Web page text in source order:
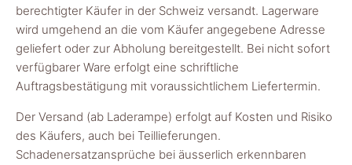
berechtigter Käufer in der Schweiz versandt. Lagerware
wird umgehend an die vom Käufer angegebene Adresse
geliefert oder zur Abholung bereitgestellt. Bei nicht sofort
verfügbarer Ware erfolgt eine schriftliche
Auftragsbestätigung mit voraussichtlichem Liefertermin.
Der Versand (ab Laderampe) erfolgt auf Kosten und Risiko
des Käufers, auch bei Teillieferungen.
Schadenersatzansprüche bei äusserlich erkennbaren